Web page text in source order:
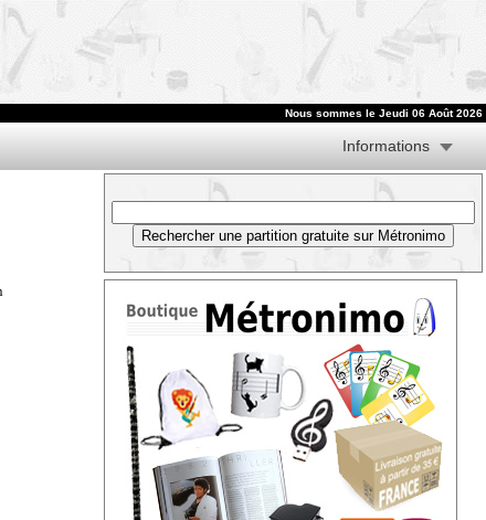
Nous sommes le Jeudi 06 Août 2026
Informations